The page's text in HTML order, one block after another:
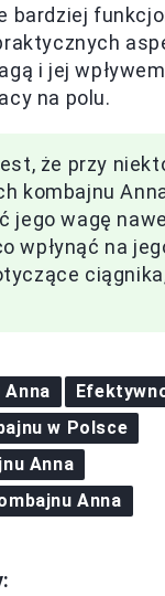
bardziej
i jej
na polu.
że przy
kombajnu
jego wagę
wpłynąć na
Anna
w Polsce
Anna
Anna